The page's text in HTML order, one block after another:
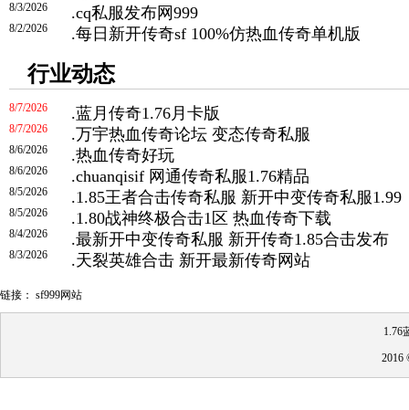
.cq私服发布网999
8/3/2026
.每日新开传奇sf 100%仿热血传奇单机版
8/2/2026
行业动态
.蓝月传奇1.76月卡版
8/7/2026
.万宇热血传奇论坛 变态传奇私服
8/7/2026
.热血传奇好玩
8/6/2026
.chuanqisif 网通传奇私服1.76精品
8/6/2026
.1.85王者合击传奇私服 新开中变传奇私服1.99
8/5/2026
.1.80战神终极合击1区 热血传奇下载
8/5/2026
.最新开中变传奇私服 新开传奇1.85合击发布
8/4/2026
.天裂英雄合击 新开最新传奇网站
8/3/2026
链接： sf999网站
1.76
2016